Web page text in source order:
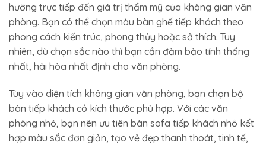
hưởng trực tiếp đến giá trị thẩm mỹ của không gian văn
phòng. Bạn có thể chọn màu bàn ghế tiếp khách theo
phong cách kiến trúc, phong thủy hoặc sở thích. Tuy
nhiên, dù chọn sắc nào thì bạn cần đảm bảo tính thống
nhất, hài hòa nhất định cho văn phòng.
Tùy vào diện tích không gian văn phòng, bạn chọn bộ
bàn tiếp khách có kích thước phù hợp. Với các văn
phòng nhỏ, bạn nên ưu tiên bàn sofa tiếp khách nhỏ kết
hợp màu sắc đơn giản, tạo vẻ đẹp thanh thoát, tinh tế,